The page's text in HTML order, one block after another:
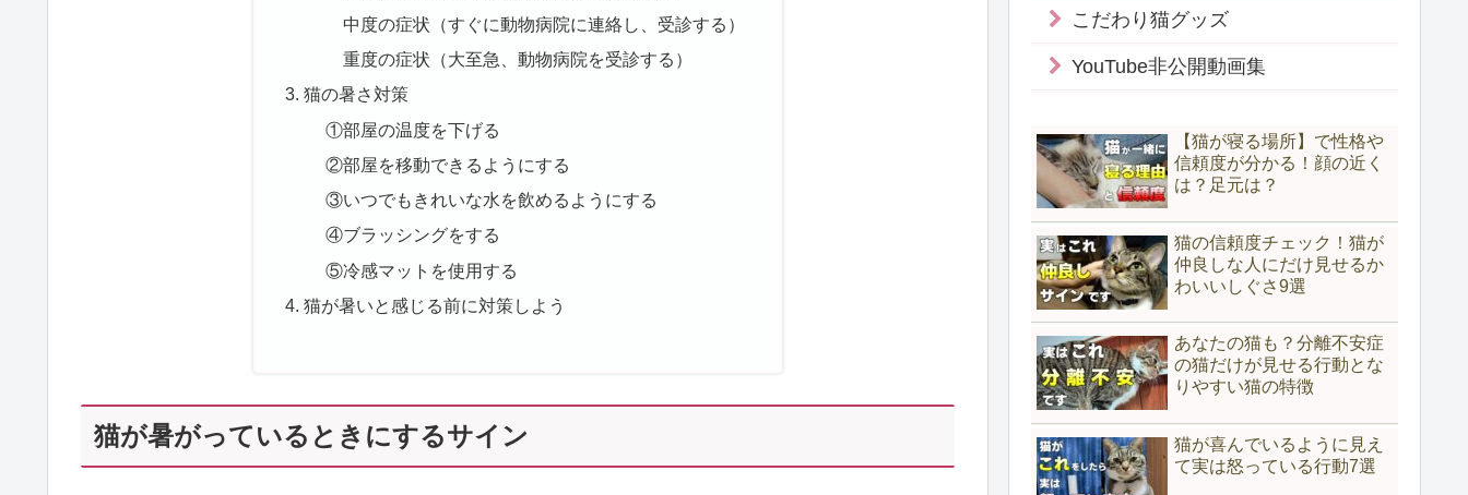
中度の症状（すぐに動物病院に連絡し、受診する）
重度の症状（大至急、動物病院を受診する）
猫の暑さ対策
①部屋の温度を下げる
②部屋を移動できるようにする
③いつでもきれいな水を飲めるようにする
④ブラッシングをする
⑤冷感マットを使用する
猫が暑いと感じる前に対策しよう
猫が暑がっているときにするサイン
こだわり猫グッズ
YouTube非公開動画集
【猫が寝る場所】で性格や
信頼度が分かる！顔の近く
は？足元は？
猫の信頼度チェック！猫が
仲良しな人にだけ見せるか
わいいしぐさ9選
あなたの猫も？分離不安症
の猫だけが見せる行動とな
りやすい猫の特徴
猫が喜んでいるように見え
て実は怒っている行動7選